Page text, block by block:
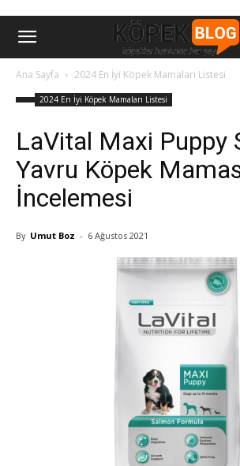
Ana Sayfa 2024 En İyi Köpek Mamaları Listesi
2024 En İyi Köpek Mamaları Listesi
LaVital Maxi Puppy
Yavru Köpek
İncelemesi
By Umut Boz - 6 Ağustos 2021